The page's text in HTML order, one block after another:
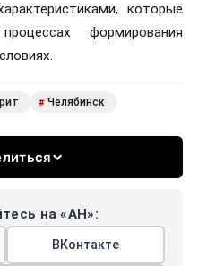
которые
формирования
# Челябинск
на «АН»:
ВКонтакте